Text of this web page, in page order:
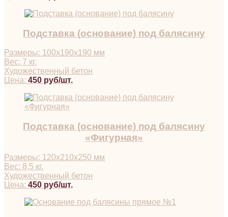
Подставка (основание) под балясину
Размеры: 100х190х190 мм
Вес: 7 кг.
Художественный бетон
Цена: 450 руб/шт.
Подставка (основание) под балясину
«Фигурная»
Размеры: 120х210х250 мм
Вес: 8,5 кг.
Художественный бетон
Цена: 450 руб/шт.